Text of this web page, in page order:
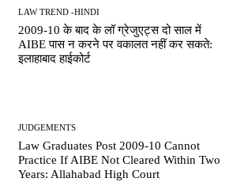
LAW TREND -HINDI
2009-10 के बाद के लॉ ग्रेजुएट्स दो साल में
AIBE पास न करने पर वकालत नहीं कर सकते:
इलाहाबाद हाईकोर्ट
JUDGEMENTS
Law Graduates Post 2009-10 Cannot
Practice If AIBE Not Cleared Within Two
Years: Allahabad High Court